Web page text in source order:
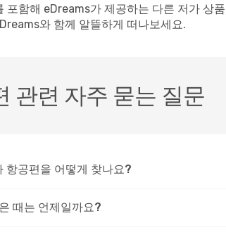
포함해 eDreams가 제공하는 다른 저가 상
와 함께 알뜰하게 떠나보세요.
관련 자주 묻는 질문
공편을 어떻게 찾나요?
때는 언제일까요?